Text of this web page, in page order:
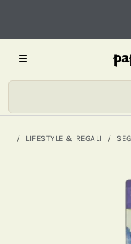
LIFESTYLE & REGALI